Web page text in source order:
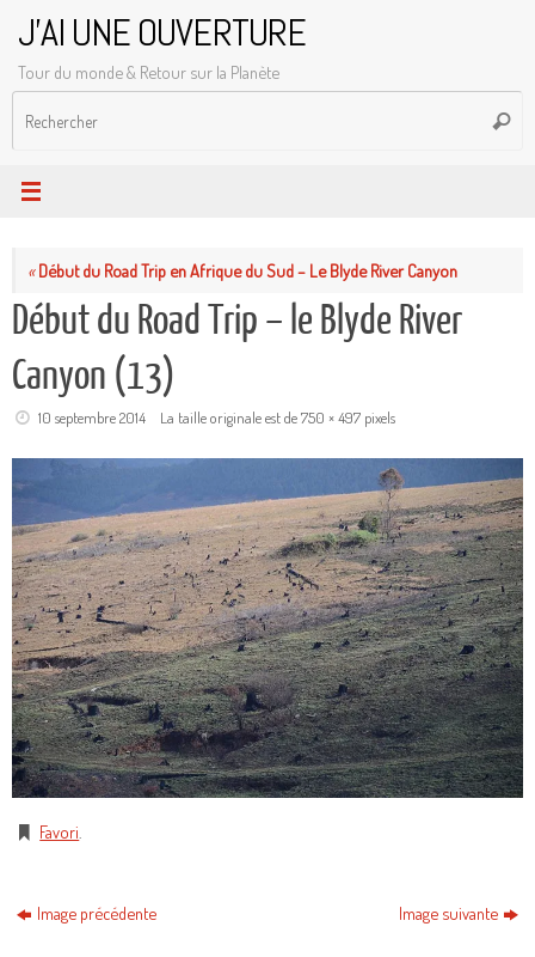
contenu
J'AI UNE OUVERTURE
Tour du monde & Retour sur la Planète
«Début du Road Trip en Afrique du Sud – Le Blyde River Canyon
Début du Road Trip – le Blyde River
Canyon (13)
10 septembre 2014 La taille originale est de750 × 497pixels
Favori
Image précédente Image suivante